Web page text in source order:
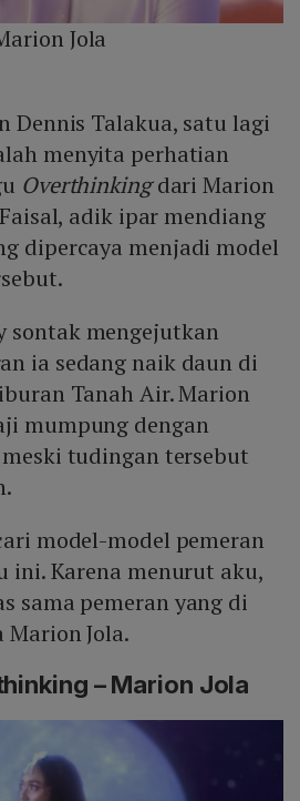
Jola
Dennis Talakua, satu lagi
menyita perhatian
Overthinkingdari Marion
adik ipar mendiang
dipercaya menjadi model
sontak mengejutkan
ia sedang naik daun di
Tanah Air. Marion
mumpung dengan
tudingan tersebut
model-model pemeran
ini. Karena menurut aku,
sama pemeran yang di
Jola.
– Marion Jola